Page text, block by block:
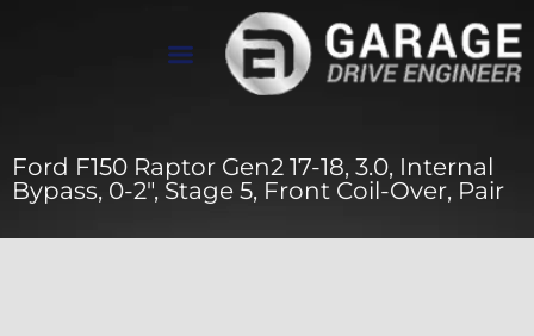
Ford F150 Raptor Gen2 17-18, 3.0, Internal
Bypass, 0-2″, Stage 5, Front Coil-Over, Pair